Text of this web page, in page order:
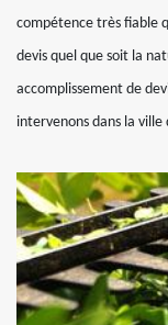
compétence très fiable
devis quel que soit la
accomplissement de
intervenons dans la